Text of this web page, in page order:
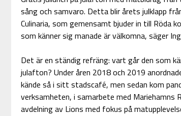
sång och samvaro. Detta blir årets julklapp
Culinaria, som gemensamt bjuder in till Röda
som känner sig manade är välkomna, säger
Det är en ständig refräng: vart går den som
julafton? Under åren 2018 och 2019
kände så i sitt stadscafé, men sedan kom
verksamheten, i samarbete med Mariehamns
avdelning av Lions med fokus på